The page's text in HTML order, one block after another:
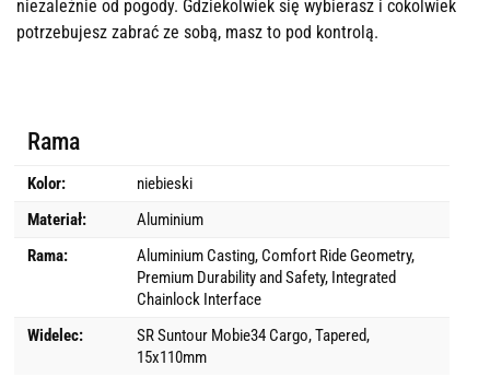
niezależnie od pogody. Gdziekolwiek się wybierasz i cokolwiek
potrzebujesz zabrać ze sobą, masz to pod kontrolą.
Rama
Kolor:
niebieski
Materiał:
Aluminium
Rama:
Aluminium Casting, Comfort Ride Geometry,
Premium Durability and Safety, Integrated
Chainlock Interface
Widelec:
SR Suntour Mobie34 Cargo, Tapered,
15x110mm